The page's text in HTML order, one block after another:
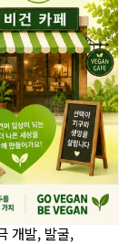
개발, 발굴,